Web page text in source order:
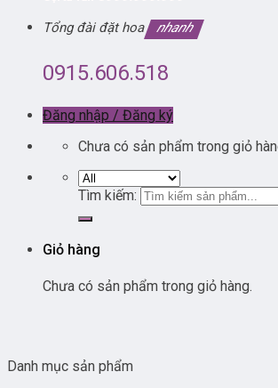
Tổng đài đặt hoa nhanh
0915.606.518
Đăng nhập / Đăng ký
Chưa có sản phẩm trong giỏ
Tìm kiếm:
Giỏ hàng
Chưa có sản phẩm trong giỏ hàng.
Danh mục sản phẩm